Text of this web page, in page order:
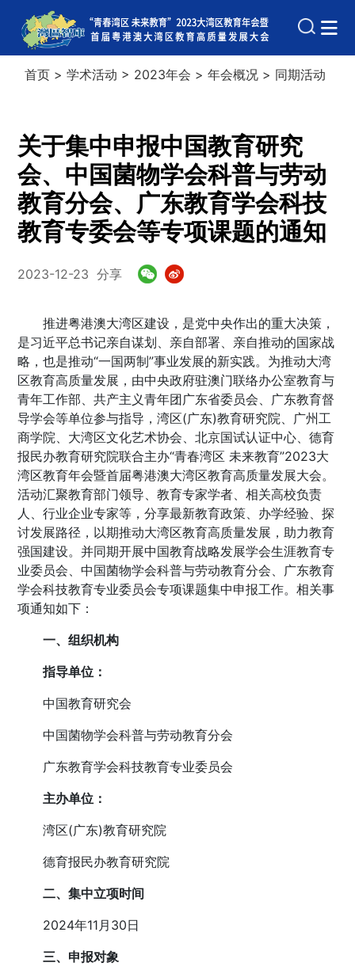
首页 > 学术活动 > 2023年会 > 年会概况 > 同期活动
关于集中申报中国教育研究
会、中国菌物学会科普与劳动
教育分会、广东教育学会科技
教育专委会等专项课题的通知
2023-12-23 分享
推进粤港澳大湾区建设，是党中央作出的重大决策，
是习近平总书记亲自谋划、亲自部署、亲自推动的国家战
略，也是推动“一国两制”事业发展的新实践。为推动大湾
区教育高质量发展，由中央政府驻澳门联络办公室教育与
青年工作部、共产主义青年团广东省委员会、广东教育督
导学会等单位参与指导，湾区(广东)教育研究院、广州工
商学院、大湾区文化艺术协会、北京国试认证中心、德育
报民办教育研究院联合主办“青春湾区 未来教育”2023大
湾区教育年会暨首届粤港澳大湾区教育高质量发展大会。
活动汇聚教育部门领导、教育专家学者、相关高校负责
人、行业企业专家等，分享最新教育政策、办学经验、探
讨发展路径，以期推动大湾区教育高质量发展，助力教育
强国建设。并同期开展中国教育战略发展学会生涯教育专
业委员会、中国菌物学会科普与劳动教育分会、广东教育
学会科技教育专业委员会专项课题集中申报工作。相关事
项通知如下：
一、组织机构
指导单位：
中国教育研究会
中国菌物学会科普与劳动教育分会
广东教育学会科技教育专业委员会
主办单位：
湾区(广东)教育研究院
德育报民办教育研究院
二、集中立项时间
2024年11月30日
三、 申报对象